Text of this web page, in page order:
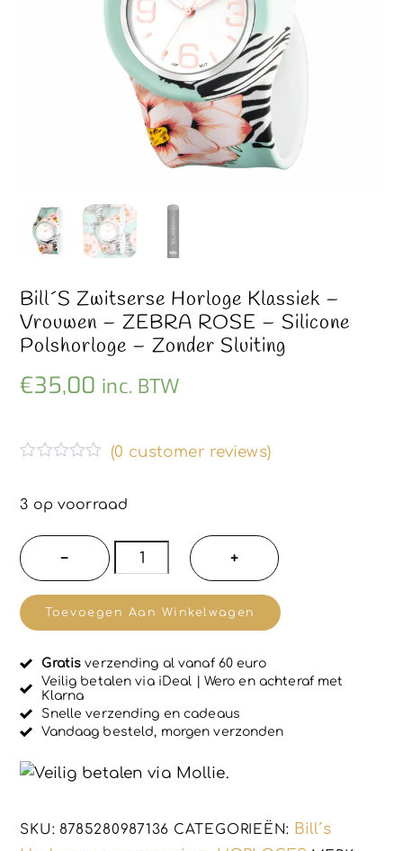
Bill´s Zwitserse Horloge Klassiek –
Vrouwen – ZEBRA ROSE – Silicone
Polshorloge – Zonder Sluiting
€35,00 inc. BTW
w
r
d
e
r
d
0
i
t
5
(0 customer reviews)
3 op voorraad
−
Bill
´s
Zwitserse
-
-
ROSE
silicone
+
Toevoegen Aan Winkelwagen
Gratis verzending al vanaf 60 euro
Veilig betalen via iDeal | Wero en achteraf met
Klarna
Snelle verzending en cadeaus
Vandaag besteld, morgen verzonden
SKU: 8785280987136 CATEGORIEËN: Bill´s